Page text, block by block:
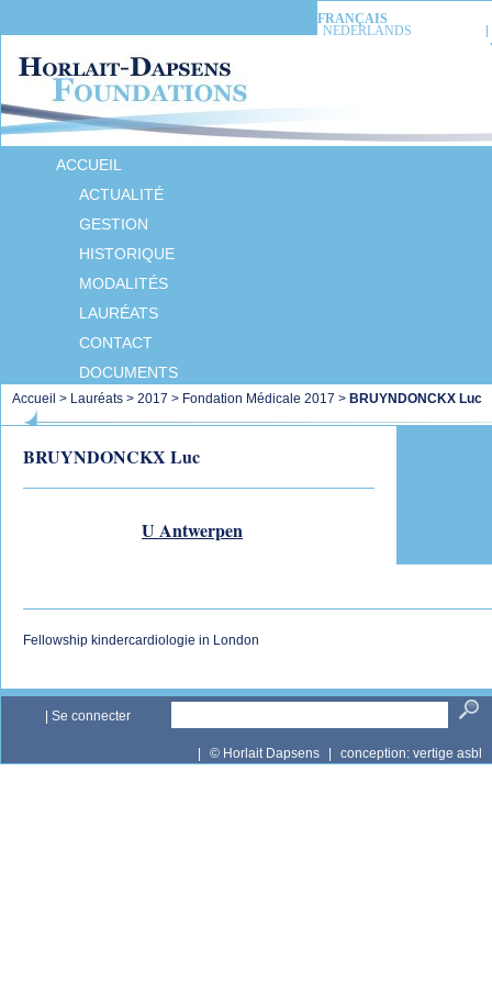
FRANÇAIS
NEDERLANDS
ACCUEIL
ACTUALITÉ
GESTION
HISTORIQUE
MODALITÉS
LAURÉATS
CONTACT
DOCUMENTS
Accueil > Lauréats > 2017 > Fondation Médicale 2017 > BRUYNDONCKX Luc
BRUYNDONCKX Luc
U Antwerpen
Fellowship kindercardiologie in London
Se connecter
© Horlait Dapsens conception: vertige asbl